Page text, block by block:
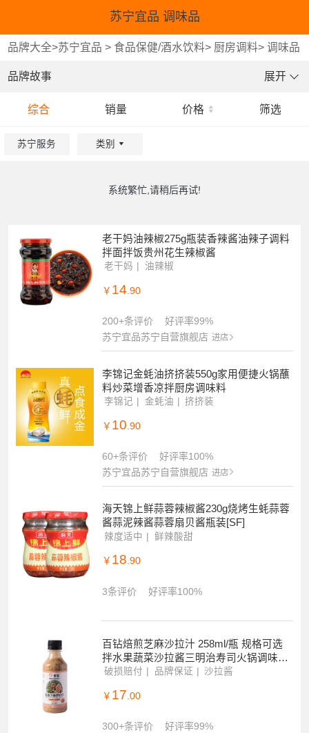
苏宁宜品 调味品
品牌大全>苏宁宜品 > 食品保健/酒水饮料> 厨房调料>调味品
品牌故事 展开
综合 销量 价格 筛选
苏宁服务 类别
系统繁忙,请稍后再试!
老干妈油辣椒275g瓶装香辣酱油辣子调料
拌面拌饭贵州花生辣椒酱
老干妈 油辣椒
￥ 14.90
200+条评价
好评率99%
苏宁宜品苏宁自营旗舰店 进店
李锦记金蚝油挤挤装550g家用便捷火锅蘸
料炒菜增香凉拌厨房调味料
李锦记 金蚝油 挤挤装
￥ 10 .90
60+条评价
好评率100%
苏宁宜品苏宁自营旗舰店 进店
海天锦上鲜蒜蓉辣椒酱230g烧烤生蚝蒜蓉
酱蒜泥辣酱蒜蓉扇贝酱瓶装[SF]
辣度适中 鲜辣酸甜
￥ 18.90
3条评价 好评率100%
百钻焙煎芝麻沙拉汁 258ml/瓶 规格可选
拌水果蔬菜沙拉酱三明治寿司火锅调味酱
舔碗
破损赔付 品牌保证 沙拉酱
￥ 17.00
300+条评价
好评率99%